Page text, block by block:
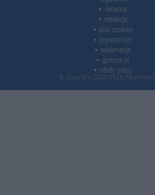
reklama
redakcja
pliki cookies
prywatność
reklamacje
gowork.pl
oferty pracy
© copyright 2000-2026 Ino-online